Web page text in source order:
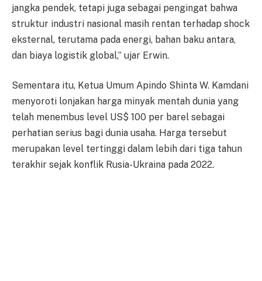
jangka pendek, tetapi juga sebagai pengingat bahwa
struktur industri nasional masih rentan terhadap shock
eksternal, terutama pada energi, bahan baku antara,
dan biaya logistik global,” ujar Erwin.
Sementara itu, Ketua Umum Apindo Shinta W. Kamdani
menyoroti lonjakan harga minyak mentah dunia yang
telah menembus level US$ 100 per barel sebagai
perhatian serius bagi dunia usaha. Harga tersebut
merupakan level tertinggi dalam lebih dari tiga tahun
terakhir sejak konflik Rusia-Ukraina pada 2022.